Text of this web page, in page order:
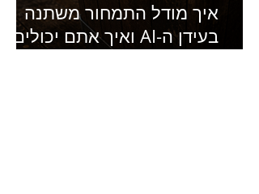
איך מודל התמחור משתנה
בעידן ה-AI ואיך אתם יכולים